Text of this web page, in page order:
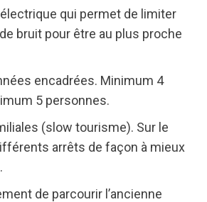
qui permet de limiter
bruit pour être au plus proche
encadrées. Minimum 4
5 personnes.
(slow tourisme). Sur le
arrêts de façon à mieux
de parcourir l’ancienne